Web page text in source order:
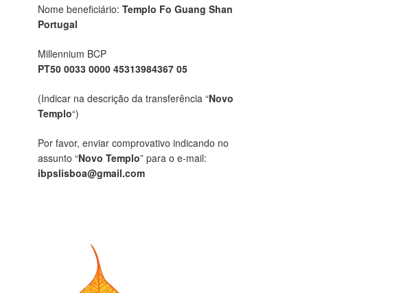
Nome beneficiário: Templo Fo Guang Shan
Portugal
Millennium BCP
PT50 0033 0000 45313984367 05
(Indicar na descrição da transferência “Novo
Templo“)
Por favor, enviar comprovativo indicando no
assunto “Novo Templo” para o e-mail:
ibpslisboa@gmail.com